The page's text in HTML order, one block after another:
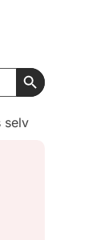
Search
selv